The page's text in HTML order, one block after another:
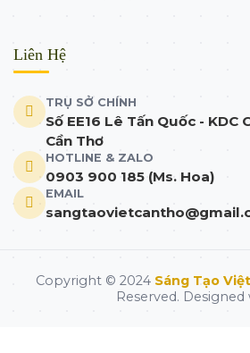
Liên Hệ
TRỤ SỞ CHÍNH
Số EE16 Lê Tấn Quốc - KDC
Cần Thơ
HOTLINE & ZALO
0903 900 185 (Ms. Hoa)
EMAIL
Copyright © 2024 Sáng Tạo
Reserved. Designed